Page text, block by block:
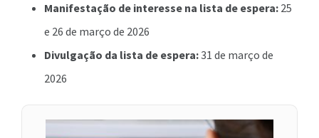
Manifestação de interesse na lista de espera: 25
e 26 de março de 2026
Divulgação da lista de espera:31 de março de
2026